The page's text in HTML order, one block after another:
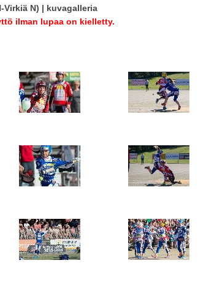
Virkiä N) | kuvagalleria
ilman lupaa on kielletty.